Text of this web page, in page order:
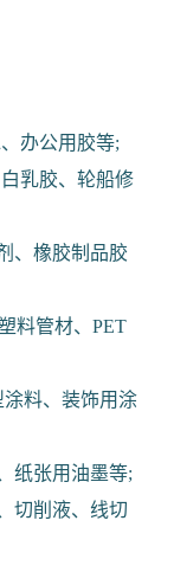
办公用胶等;
乳胶、轮船修
、橡胶制品胶
料管材、PET
料、装饰用涂
纸张用油墨等;
切削液、线切